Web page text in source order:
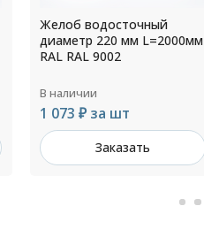
Желоб водосточный
диаметр 220 мм L=2000мм
RAL RAL 9002
В наличии
1 073 ₽ за шт
Заказать